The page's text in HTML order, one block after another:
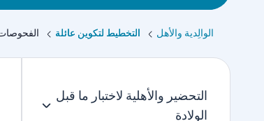
الوالِدية والأهل التخطيط لتكوين عائلة
التحضير والأهلية لاختبار ما قبل
الولادة